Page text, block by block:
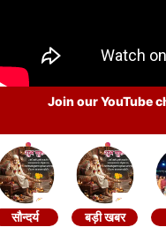
Join our YouTube
सौन्दर्य बड़ी खबर